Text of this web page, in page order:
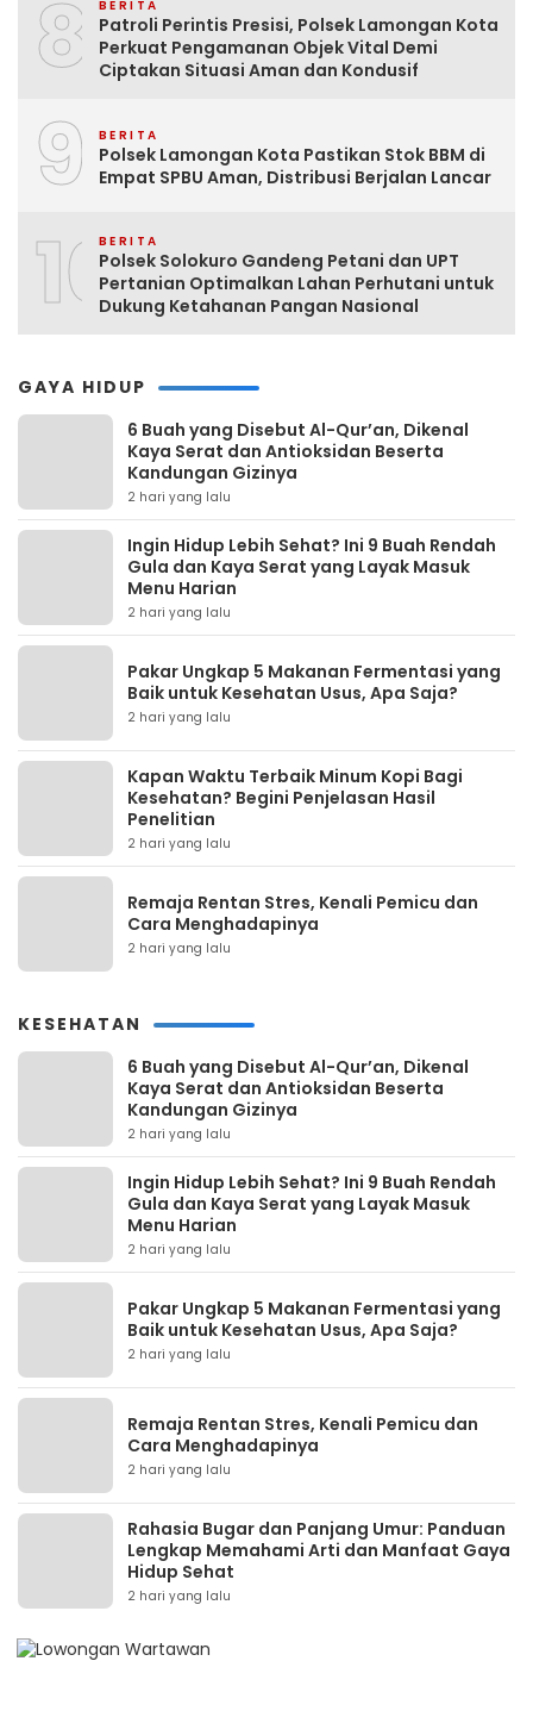
8 BERITA
Patroli Perintis Presisi, Polsek Lamongan Kota
Perkuat Pengamanan Objek Vital Demi
Ciptakan Situasi Aman dan Kondusif
9 BERITA
Polsek Lamongan Kota Pastikan Stok BBM di
Empat SPBU Aman, Distribusi Berjalan Lancar
10BERITA
Polsek Solokuro Gandeng Petani dan UPT
Pertanian Optimalkan Lahan Perhutani untuk
Dukung Ketahanan Pangan Nasional
GAYA HIDUP
6 Buah yang Disebut Al-Qur’an, Dikenal
Kaya Serat dan Antioksidan Beserta
Kandungan Gizinya
2 hari yang lalu
Ingin Hidup Lebih Sehat? Ini 9 Buah Rendah
Gula dan Kaya Serat yang Layak Masuk
Menu Harian
2 hari yang lalu
Pakar Ungkap 5 Makanan Fermentasi yang
Baik untuk Kesehatan Usus, Apa Saja?
2 hari yang lalu
Kapan Waktu Terbaik Minum Kopi Bagi
Kesehatan? Begini Penjelasan Hasil
Penelitian
2 hari yang lalu
Remaja Rentan Stres, Kenali Pemicu dan
Cara Menghadapinya
2 hari yang lalu
KESEHATAN
6 Buah yang Disebut Al-Qur’an, Dikenal
Kaya Serat dan Antioksidan Beserta
Kandungan Gizinya
2 hari yang lalu
Ingin Hidup Lebih Sehat? Ini 9 Buah Rendah
Gula dan Kaya Serat yang Layak Masuk
Menu Harian
2 hari yang lalu
Pakar Ungkap 5 Makanan Fermentasi yang
Baik untuk Kesehatan Usus, Apa Saja?
2 hari yang lalu
Remaja Rentan Stres, Kenali Pemicu dan
Cara Menghadapinya
2 hari yang lalu
Rahasia Bugar dan Panjang Umur: Panduan
Lengkap Memahami Arti dan Manfaat Gaya
Hidup Sehat
2 hari yang lalu